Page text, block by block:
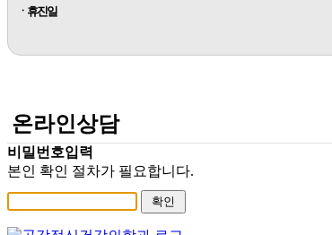
ㆍ휴진일
온라인상담
비밀번호입력
본인 확인 절차가 필요합니다.